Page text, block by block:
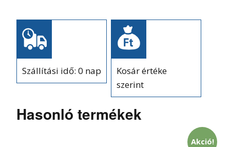
Szállítási idő: 0 nap
Kosár értéke
szerint
Hasonló termékek
Akció!